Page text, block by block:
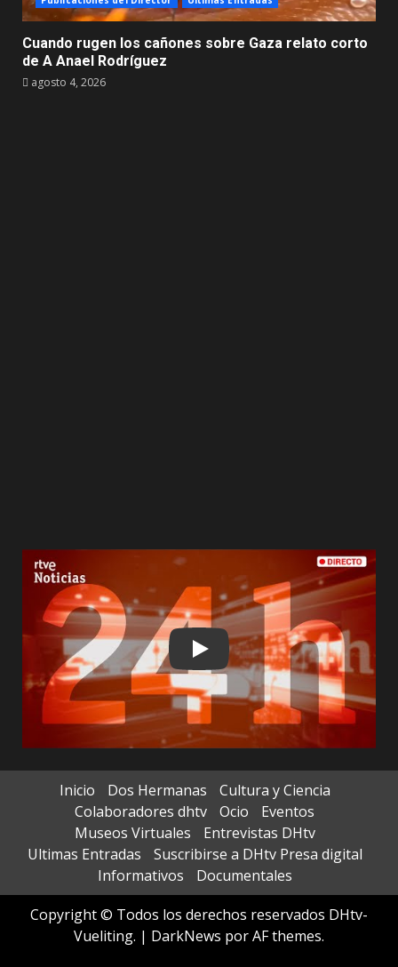
Cuando rugen los cañones sobre Gaza relato corto
de A Anael Rodríguez
agosto 4, 2026
Play
Inicio Dos Hermanas
Cultura y Ciencia
Colaboradores dhtv
Ocio
Eventos
Museos Virtuales
Entrevistas DHtv
Ultimas Entradas
Suscribirse a DHtv Presa digital
Informativos
Documentales
Copyright © Todos los derechos reservados DHtv-
Vueliting. | DarkNews por AF themes.